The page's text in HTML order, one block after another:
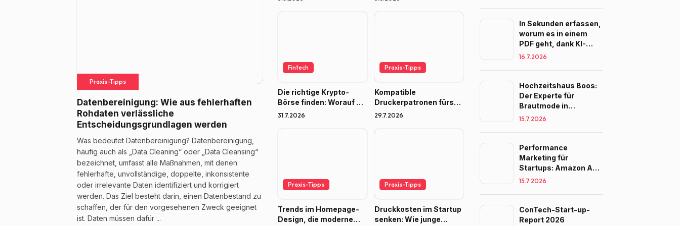
Praxis-Tipps
Datenbereinigung: Wie aus fehlerhaften
Rohdaten verlässliche
Entscheidungsgrundlagen werden
Was bedeutet Datenbereinigung? Datenbereinigung,
häufig auch als „Data Cleaning“ oder „Data Cleansing“
bezeichnet, umfasst alle Maßnahmen, mit denen
fehlerhafte, unvollständige, doppelte, inkonsistente
oder irrelevante Daten identifiziert und korrigiert
werden. Das Ziel besteht darin, einen Datenbestand zu
schaffen, der für den vorgesehenen Zweck geeignet
ist. Daten müssen dafür ...
Fintech
Die richtige Krypto-
Börse finden: Worauf es
2026 ankommt
31.7.2026
Praxis-Tipps
Kompatible
Druckerpatronen fürs
Home-Office: Wie viel
wirklich?
29.7.2026
Praxis-Tipps
Trends im Homepage-
Design, die moderne
Praxis-Tipps
Druckkosten im Startup
senken: Wie junge
In Sekunden erfassen,
worum es in einem
PDF geht, dank KI-
Zusammenfassung
16.7.2026
Hochzeitshaus Boos:
Der Experte für
Brautmode in
Süddeutschland
15.7.2026
Performance
Marketing für
Startups: Amazon Ads
im Vergleich zu Google
15.7.2026
ConTech-Start-up-
Report 2026